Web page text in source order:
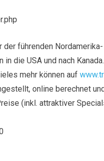
der führenden Nordamerika-
die USA und nach Kanada.
mehr können auf
online berechnet
(inkl. attraktiver